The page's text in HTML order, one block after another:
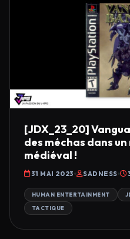
[JDX_23_20]
des méchas dans
médiéval !
31 MAI 2023 SADNESS
HUMAN ENTERTAINMENT
TACTIQUE